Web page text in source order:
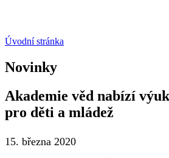
Úvodní stránka
Novinky
Akademie věd nabízí
pro děti a mládež
15. března 2020